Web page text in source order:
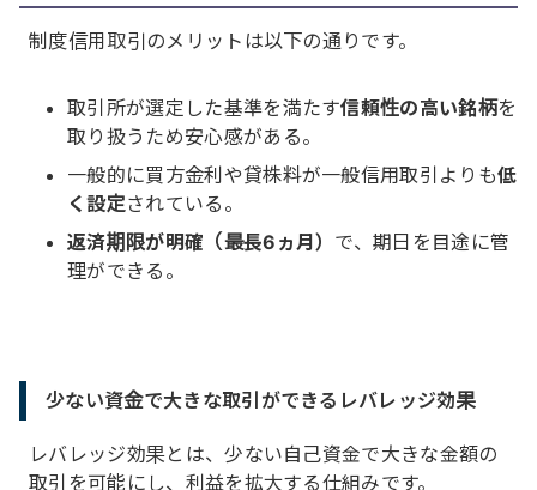
制度信用取引のメリットは以下の通りです。
取引所が選定した基準を満たす信頼性の高い銘柄を
取り扱うため安心感がある。
一般的に買方金利や貸株料が一般信用取引よりも低
く設定されている。
返済期限が明確（最長6ヵ月） で、期日を目途に管
理ができる。
少ない資金で大きな取引ができるレバレッジ効果
レバレッジ効果とは、少ない自己資金で大きな金額の
取引を可能にし、利益を拡大する仕組みです。